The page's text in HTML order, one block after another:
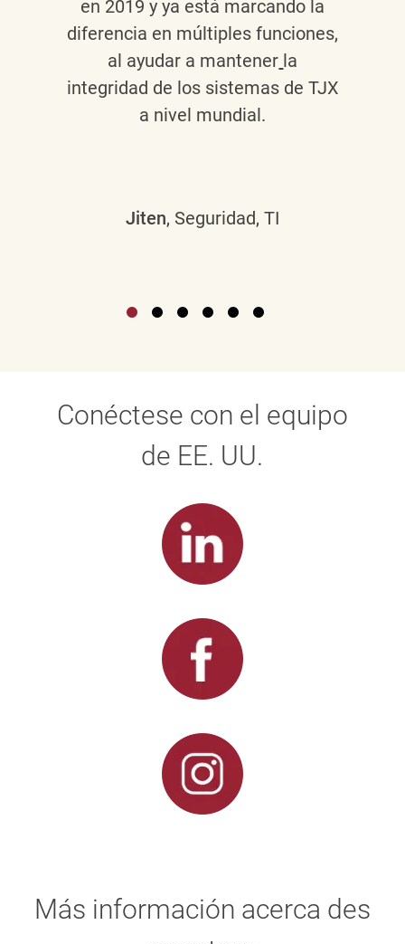
en 2019 y ya está marcando la
diferencia en múltiples funciones,
al ayudar a mantener la
integridad de los sistemas de TJX
a nivel mundial.
Jiten, Seguridad, TI
Conéctese con el equipo
de EE. UU.
Más información acerca des